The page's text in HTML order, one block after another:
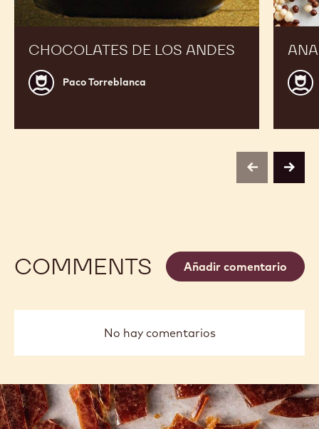
CHOCOLATES DE LOS ANDES
Paco
Torreblanca
Paco Torreblanca
Jordi
Roca
previousnext
COMMENTS Añadir comentario
No hay comentarios